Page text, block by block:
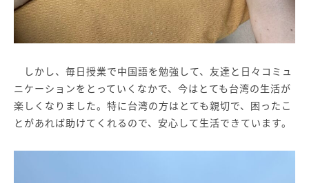
しかし、毎日授業で中国語を勉強して、友達と日々コミュ
ニケーションをとっていくなかで、今はとても台湾の生活が
楽しくなりました。特に台湾の方はとても親切で、困ったこ
とがあれば助けてくれるので、安心して生活できています。